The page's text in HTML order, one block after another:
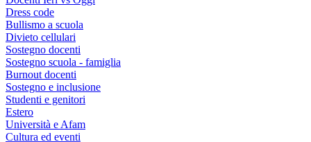
Dress code
Bullismo a scuola
Divieto cellulari
Sostegno docenti
Sostegno scuola - famiglia
Burnout docenti
Sostegno e inclusione
Studenti e genitori
Estero
Università e Afam
Cultura ed eventi